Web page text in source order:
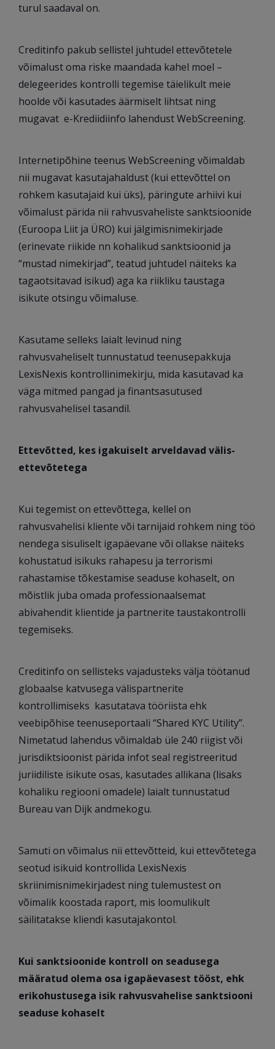
turul saadaval on.
Creditinfo pakub sellistel juhtudel ettevõtetele
võimalust oma riske maandada kahel moel –
delegeerides kontrolli tegemise täielikult meie
hoolde või kasutades äärmiselt lihtsat ning
mugavat e-Krediidiinfo lahendust WebScreening.
Internetipõhine teenus WebScreening võimaldab
nii mugavat kasutajahaldust (kui ettevõttel on
rohkem kasutajaid kui üks), päringute arhiivi kui
võimalust pärida nii rahvusvaheliste sanktsioonide
(Euroopa Liit ja ÜRO) kui jälgimisnimekirjade
(erinevate riikide nn kohalikud sanktsioonid ja
“mustad nimekirjad”, teatud juhtudel näiteks ka
tagaotsitavad isikud) aga ka riikliku taustaga
isikute otsingu võimaluse.
Kasutame selleks laialt levinud ning
rahvusvaheliselt tunnustatud teenusepakkuja
LexisNexis kontrollinimekirju, mida kasutavad ka
väga mitmed pangad ja finantsasutused
rahvusvahelisel tasandil.
Ettevõtted, kes igakuiselt arveldavad välis-
ettevõtetega
Kui tegemist on ettevõttega, kellel on
rahvusvahelisi kliente või tarnijaid rohkem ning töö
nendega sisuliselt igapäevane või ollakse näiteks
kohustatud isikuks rahapesu ja terrorismi
rahastamise tõkestamise seaduse kohaselt, on
mõistlik juba omada professionaalsemat
abivahendit klientide ja partnerite taustakontrolli
tegemiseks.
Creditinfo on sellisteks vajadusteks välja töötanud
globaalse katvusega välispartnerite
kontrollimiseks kasutatava tööriista ehk
veebipõhise teenuseportaali “Shared KYC Utility”.
Nimetatud lahendus võimaldab üle 240 riigist või
jurisdiktsioonist pärida infot seal registreeritud
juriidiliste isikute osas, kasutades allikana (lisaks
kohaliku regiooni omadele) laialt tunnustatud
Bureau van Dijk andmekogu.
Samuti on võimalus nii ettevõtteid, kui ettevõtetega
seotud isikuid kontrollida LexisNexis
skriinimisnimekirjadest ning tulemustest on
võimalik koostada raport, mis loomulikult
säilitatakse kliendi kasutajakontol.
Kui sanktsioonide kontroll on seadusega
määratud olema osa igapäevasest tööst, ehk
erikohustusega isik rahvusvahelise sanktsiooni
seaduse kohaselt